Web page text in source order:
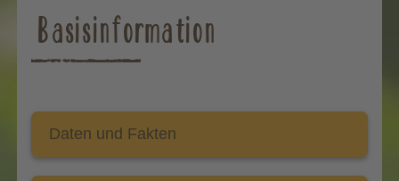
Basisinformation
Daten und Fakten